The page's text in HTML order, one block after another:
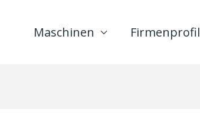
Maschinen Firmenprofil